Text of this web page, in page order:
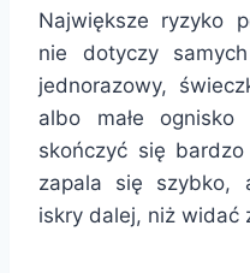
Największe ryzyko
nie dotyczy
jednorazowy,
albo małe
skończyć się bardzo
zapala się szybko,
iskry dalej, niż widać